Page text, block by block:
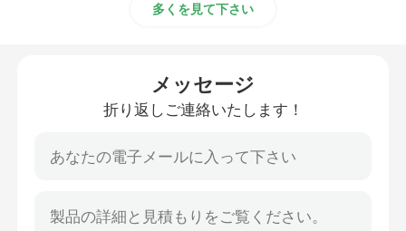
シリコーン手の手袋多くを見て下さい
メッセージ
折り返しご連絡いたします！